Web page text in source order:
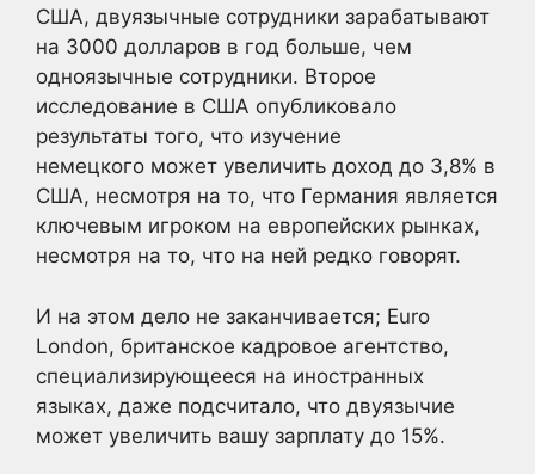
США, двуязычные сотрудники зарабатывают
на 3000 долларов в год больше, чем
одноязычные сотрудники. Второе
исследование в США опубликовало
результаты того, что изучение
немецкого может увеличить доход до 3,8% в
США, несмотря на то, что Германия является
ключевым игроком на европейских рынках,
несмотря на то, что на ней редко говорят.
И на этом дело не заканчивается; Euro
London, британское кадровое агентство,
специализирующееся на иностранных
языках, даже подсчитало, что двуязычие
может увеличить вашу зарплату до 15%.